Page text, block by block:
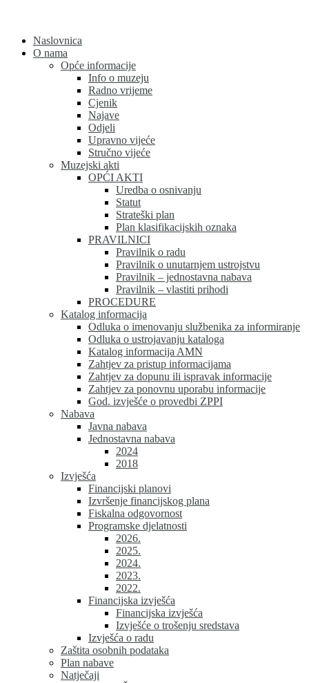
contentNaslovnica
O nama
Opće informacije
Info o muzeju
Radno vrijeme
Cjenik
Najave
Odjeli
Upravno vijeće
Stručno vijeće
Muzejski akti
OPĆI AKTI
Uredba o osnivanju
Statut
Strateški plan
Plan klasifikacijskih oznaka
PRAVILNICI
Pravilnik o radu
Pravilnik o unutarnjem ustrojstvu
Pravilnik – jednostavna nabava
Pravilnik – vlastiti prihodi
PROCEDURE
Katalog informacija
Odluka o imenovanju službenika za informiranje
Odluka o ustrojavanju kataloga
Katalog informacija AMN
Zahtjev za pristup informacijama
Zahtjev za dopunu ili ispravak informacije
Zahtjev za ponovnu uporabu informacije
God. izvješće o provedbi ZPPI
Nabava
Javna nabava
Jednostavna nabava
2024
2018
Izvješća
Financijski planovi
Izvršenje financijskog plana
Fiskalna odgovornost
Programske djelatnosti
2026.
2025.
2024.
2023.
2022.
Financijska izvješća
Financijska izvješća
Izvješće o trošenju sredstava
Izvješća o radu
Zaštita osobnih podataka
Plan nabave
Natječaji